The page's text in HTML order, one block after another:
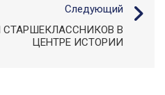
Следующий
В
ЦЕНТРЕ ИСТОРИИ